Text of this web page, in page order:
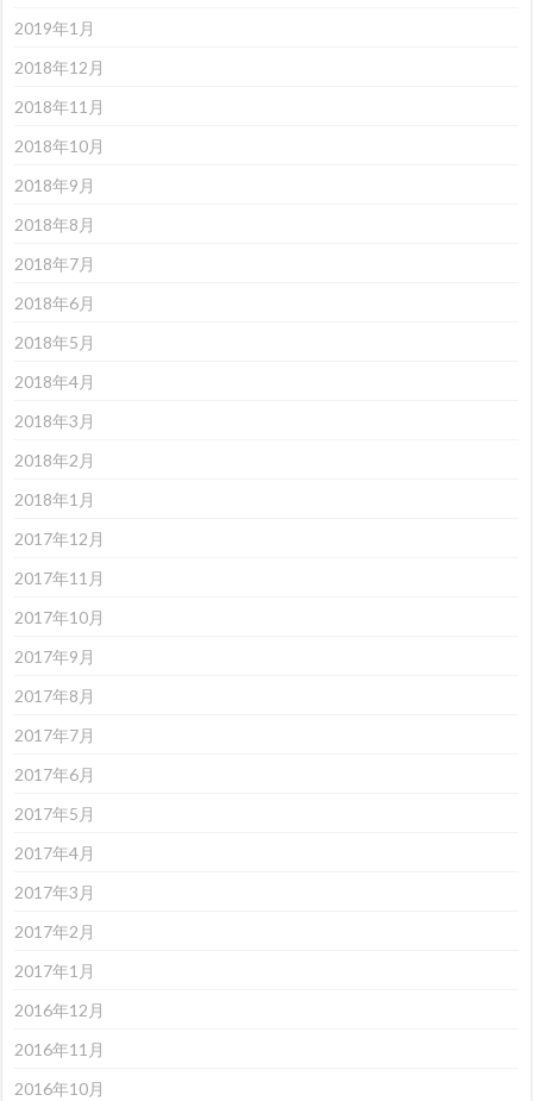
2019年1月
2018年12月
2018年11月
2018年10月
2018年9月
2018年8月
2018年7月
2018年6月
2018年5月
2018年4月
2018年3月
2018年2月
2018年1月
2017年12月
2017年11月
2017年10月
2017年9月
2017年8月
2017年7月
2017年6月
2017年5月
2017年4月
2017年3月
2017年2月
2017年1月
2016年12月
2016年11月
2016年10月